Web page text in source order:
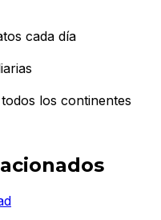
cada día
los continentes